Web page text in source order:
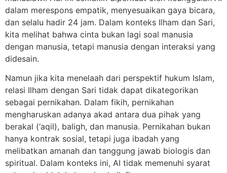
dalam merespons empatik, menyesuaikan gaya bicara,
dan selalu hadir 24 jam. Dalam konteks Ilham dan Sari,
kita melihat bahwa cinta bukan lagi soal manusia
dengan manusia, tetapi manusia dengan interaksi yang
didesain.
Namun jika kita menelaah dari perspektif hukum Islam,
relasi Ilham dengan Sari tidak dapat dikategorikan
sebagai pernikahan. Dalam fikih, pernikahan
mengharuskan adanya akad antara dua pihak yang
berakal (‘aqil), baligh, dan manusia. Pernikahan bukan
hanya kontrak sosial, tetapi juga ibadah yang
melibatkan amanah dan tanggung jawab biologis dan
spiritual. Dalam konteks ini, AI tidak memenuhi syarat